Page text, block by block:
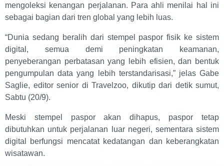
mengoleksi kenangan perjalanan. Para ahli menilai hal ini
sebagai bagian dari tren global yang lebih luas.
“Dunia sedang beralih dari stempel paspor fisik ke sistem
digital, semua demi peningkatan keamanan,
penyeberangan perbatasan yang lebih efisien, dan bentuk
pengumpulan data yang lebih terstandarisasi,” jelas Gabe
Saglie, editor senior di Travelzoo, dikutip dari detik sumut,
Sabtu (20/9).
Meski stempel paspor akan dihapus, paspor tetap
dibutuhkan untuk perjalanan luar negeri, sementara sistem
digital berfungsi mencatat kedatangan dan keberangkatan
wisatawan.